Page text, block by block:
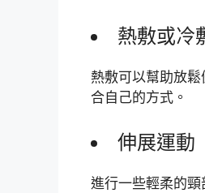
熱敷或冷
熱敷可以幫助放
合自己的方式。
伸展運動
進行一些輕柔的